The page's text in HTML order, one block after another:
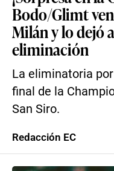
Bodo/Glimt
Milán y lo dejó
eliminación
La eliminatoria
final de la
San Siro.
Redacción EC